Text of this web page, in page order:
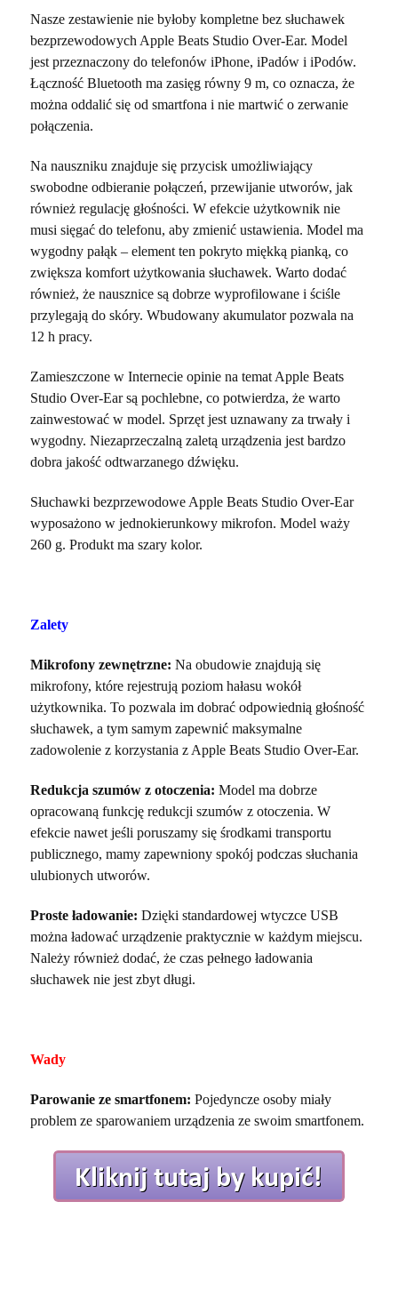
Nasze zestawienie nie byłoby kompletne bez słuchawek
bezprzewodowych Apple Beats Studio Over-Ear. Model
jest przeznaczony do telefonów iPhone, iPadów i iPodów.
Łączność Bluetooth ma zasięg równy 9 m, co oznacza, że
można oddalić się od smartfona i nie martwić o zerwanie
połączenia.
Na nauszniku znajduje się przycisk umożliwiający
swobodne odbieranie połączeń, przewijanie utworów, jak
również regulację głośności. W efekcie użytkownik nie
musi sięgać do telefonu, aby zmienić ustawienia. Model ma
wygodny pałąk – element ten pokryto miękką pianką, co
zwiększa komfort użytkowania słuchawek. Warto dodać
również, że nausznice są dobrze wyprofilowane i ściśle
przylegają do skóry. Wbudowany akumulator pozwala na
12 h pracy.
Zamieszczone w Internecie opinie na temat Apple Beats
Studio Over-Ear są pochlebne, co potwierdza, że warto
zainwestować w model. Sprzęt jest uznawany za trwały i
wygodny. Niezaprzeczalną zaletą urządzenia jest bardzo
dobra jakość odtwarzanego dźwięku.
Słuchawki bezprzewodowe Apple Beats Studio Over-Ear
wyposażono w jednokierunkowy mikrofon. Model waży
260 g. Produkt ma szary kolor.
Zalety
Mikrofony zewnętrzne: Na obudowie znajdują się
mikrofony, które rejestrują poziom hałasu wokół
użytkownika. To pozwala im dobrać odpowiednią głośność
słuchawek, a tym samym zapewnić maksymalne
zadowolenie z korzystania z Apple Beats Studio Over-Ear.
Redukcja szumów z otoczenia: Model ma dobrze
opracowaną funkcję redukcji szumów z otoczenia. W
efekcie nawet jeśli poruszamy się środkami transportu
publicznego, mamy zapewniony spokój podczas słuchania
ulubionych utworów.
Proste ładowanie: Dzięki standardowej wtyczce USB
można ładować urządzenie praktycznie w każdym miejscu.
Należy również dodać, że czas pełnego ładowania
słuchawek nie jest zbyt długi.
Wady
Parowanie ze smartfonem: Pojedyncze osoby miały
problem ze sparowaniem urządzenia ze swoim smartfonem.